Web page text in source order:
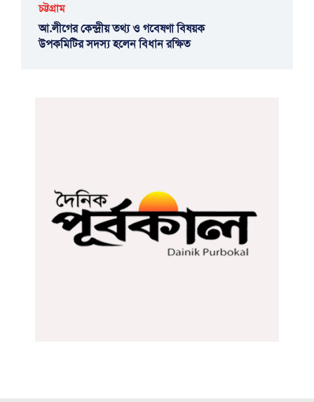
চট্টগ্রাম
আ.লীগের কেন্দ্রীয় তথ্য ও গবেষণা বিষয়ক
উপকমিটির সদস্য হলেন বিধান রক্ষিত